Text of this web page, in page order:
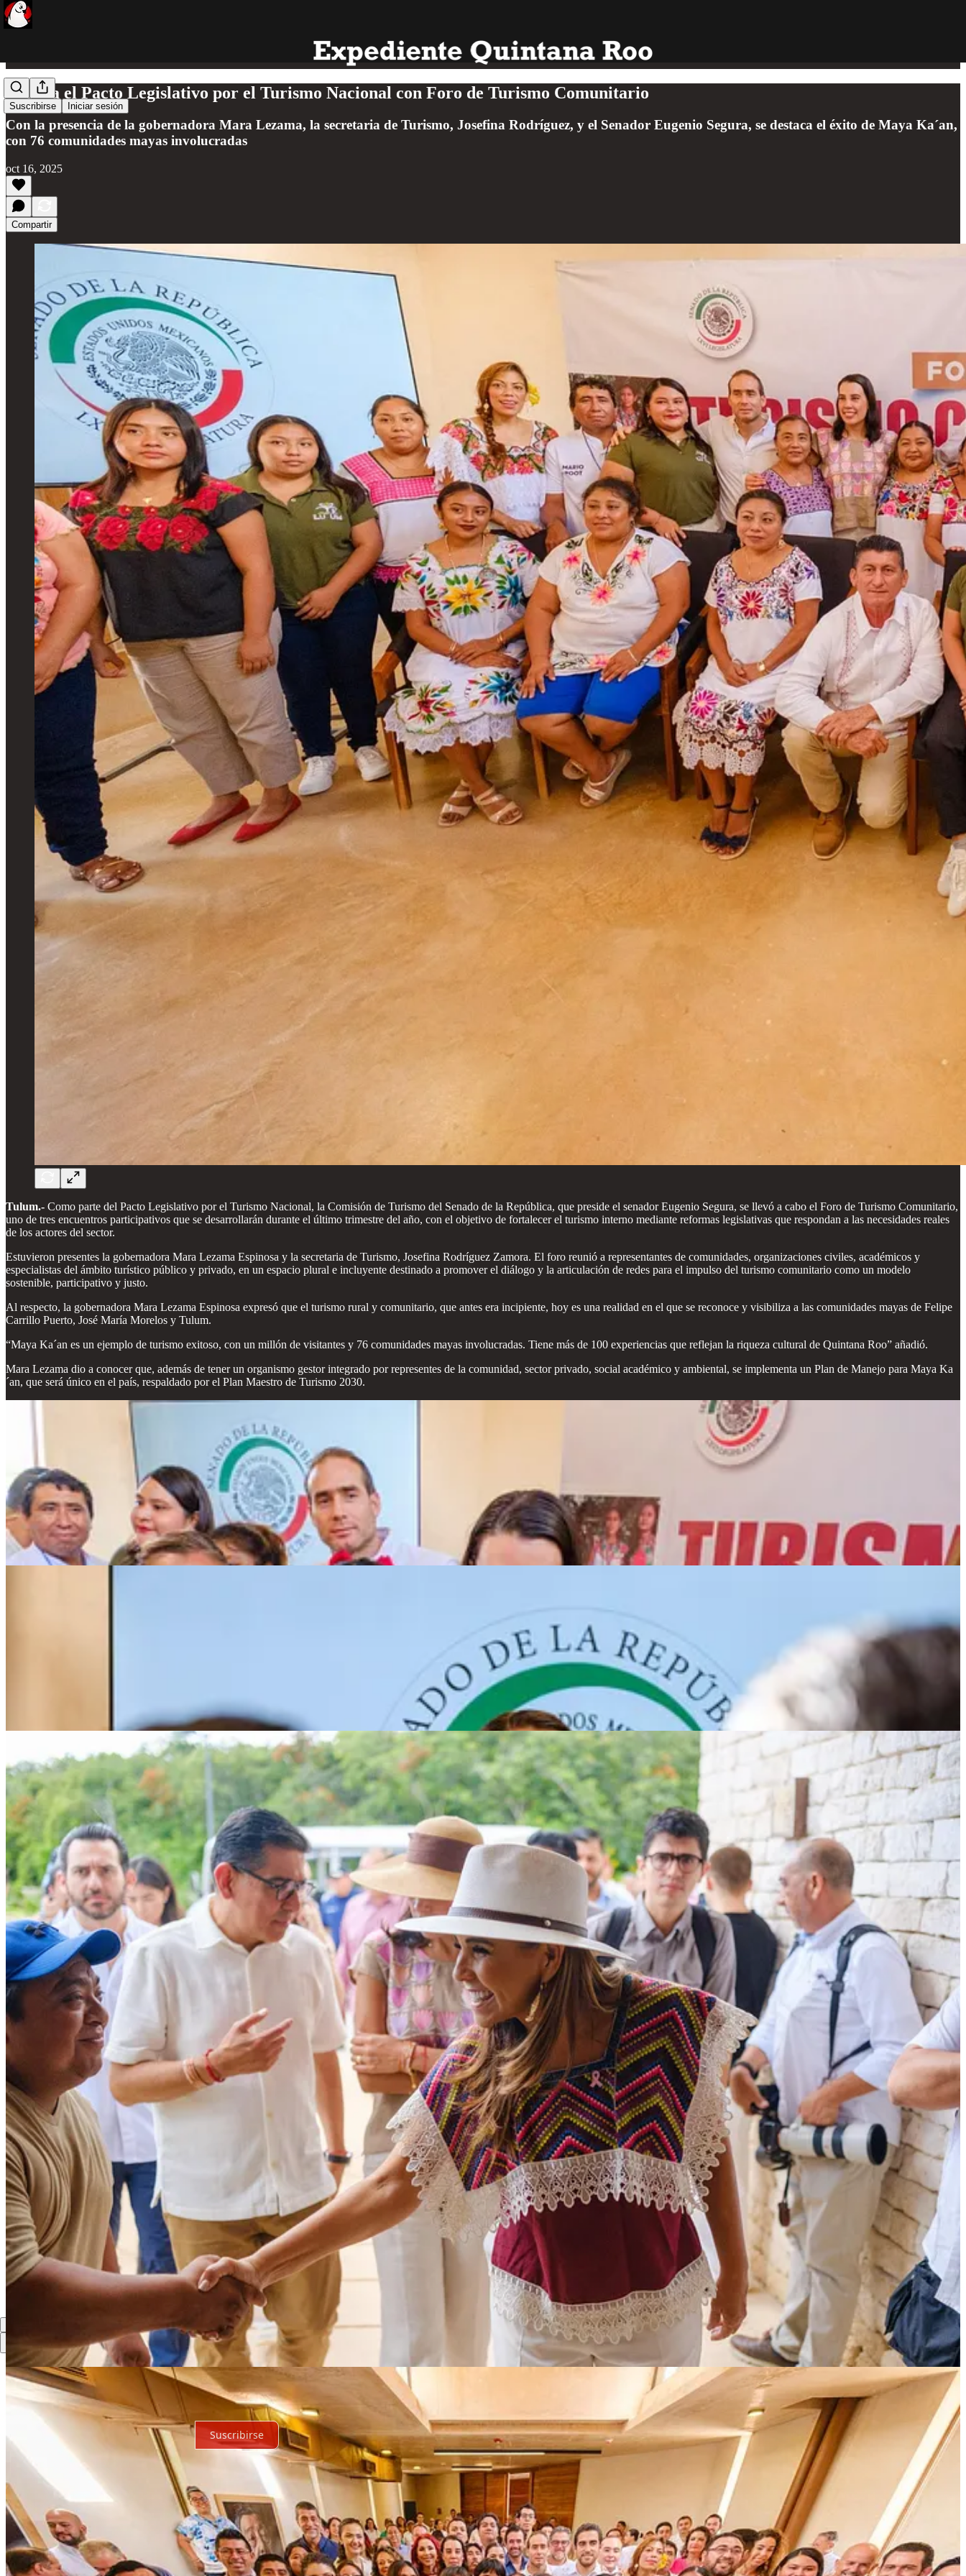
Suscribirse Iniciar sesión
Avanza el Pacto Legislativo por el Turismo Nacional con Foro de Turismo Comunitario
Con la presencia de la gobernadora Mara Lezama, la secretaria de Turismo, Josefina Rodríguez, y el Senador Eugenio Segura, se destaca el éxito de Maya Ka´an,
con 76 comunidades mayas involucradas
oct 16, 2025
Compartir
Tulum.- Como parte del Pacto Legislativo por el Turismo Nacional, la Comisión de Turismo del Senado de la República, que preside el senador Eugenio Segura, se llevó a cabo el Foro de Turismo Comunitario,
uno de tres encuentros participativos que se desarrollarán durante el último trimestre del año, con el objetivo de fortalecer el turismo interno mediante reformas legislativas que respondan a las necesidades reales
de los actores del sector.
Estuvieron presentes la gobernadora Mara Lezama Espinosa y la secretaria de Turismo, Josefina Rodríguez Zamora. El foro reunió a representantes de comunidades, organizaciones civiles, académicos y
especialistas del ámbito turístico público y privado, en un espacio plural e incluyente destinado a promover el diálogo y la articulación de redes para el impulso del turismo comunitario como un modelo
sostenible, participativo y justo.
Al respecto, la gobernadora Mara Lezama Espinosa expresó que el turismo rural y comunitario, que antes era incipiente, hoy es una realidad en el que se reconoce y visibiliza a las comunidades mayas de Felipe
Carrillo Puerto, José María Morelos y Tulum.
“Maya Ka´an es un ejemplo de turismo exitoso, con un millón de visitantes y 76 comunidades mayas involucradas. Tiene más de 100 experiencias que reflejan la riqueza cultural de Quintana Roo” añadió.
Mara Lezama dio a conocer que, además de tener un organismo gestor integrado por representes de la comunidad, sector privado, social académico y ambiental, se implementa un Plan de Manejo para Maya Ka
´an, que será único en el país, respaldado por el Plan Maestro de Turismo 2030.
Por su parte, la secretaria Josefina Rodríguez afirmó que el turismo comunitario es la esencia de la Presidenta Claudia Sheinbaum Pardo, la herramienta que permite aprovechar lo más valioso que tenemos:
nuestras tradiciones, historia la gente.
“Aunque ha existido toda la vida, ahora se coloca en el panorama nacional como un segmento regulado por ley, siendo la primera en Quintana Roo con la Ley del Turismo Comunitario. Desde SECTUR se
trabaja en sinergia para que esta iniciativa perdure mediante capacitación y apoyo constante. Quintana Roo ha sido ejemplo de éxito en este rubro” dijo la funcionaria.
Al explicar los objetivos del Foro, el senador Eugenio Segura dijo que la idea es impulsar el diálogo y generar propuestas con académicos, autoridades y comunidades, de las cuales puedan surgir iniciativas de
ley formales. En Quintana Roo se tiene un ejemplo de éxito internacional con Maya Ka´an, en FCP y Tulum, JMM, donde los visitantes pueden vivir experiencias auténticas de nuestra cultura.
Entre otras personas estuvieron en el presídium el secretario estatal de Turismo, Bernardo Cueto Riestra; el diputado federal Enrique Vázquez; el presidente de la Asociación de Hoteles de Tulum, David Ortiz
Mena, y el presidente de la Alianza Peninsular por el Turismo Comunitario, Román Caamal.
Compartir
Discusión sobre este post
Comentarios Restacks
Sin posts
Por supuesto, sigue adelante.
Suscribirse
© 2026 Expediente Quintana Roo·Privacidad Términos∙Aviso de recolección
Crea tu Substack
Descargar la app
Substack es el hogar de la gran cultura